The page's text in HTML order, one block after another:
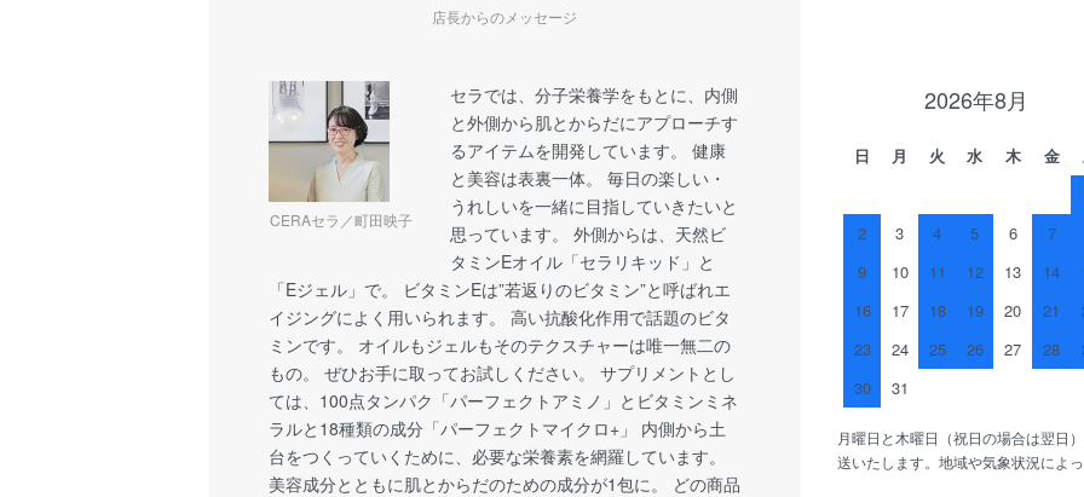
店長からのメッセージ
CERAセラ／町田映子
セラでは、分子栄養学をもとに、内側
と外側から肌とからだにアプローチす
るアイテムを開発しています。 健康
と美容は表裏一体。 毎日の楽しい・
うれしいを一緒に目指していきたいと
思っています。 外側からは、天然ビ
タミンEオイル「セラリキッド」と
「Eジェル」で。 ビタミンEは”若返りのビタミン”と呼ばれエ
イジングによく用いられます。 高い抗酸化作用で話題のビタ
ミンです。 オイルもジェルもそのテクスチャーは唯一無二の
もの。 ぜひお手に取ってお試しください。 サプリメントとし
ては、100点タンパク「パーフェクトアミノ」とビタミンミネ
ラルと18種類の成分「パーフェクトマイクロ+」 内側から土
台をつくっていくために、必要な栄養素を網羅しています。
美容成分とともに肌とからだのための成分が1包に。 どの商品
2026年8月
日 月 火 水 木 金
2
3 4 5 6 7
9
10 11 12 13 14
16
17 18 19 20 21
23
24 25 26 27 28
30
31
月曜日と木曜日（祝日の場合は翌日
送いたします。地域や気象状況によ